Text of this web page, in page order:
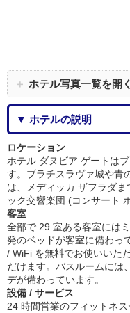
＋ ホテル写真一覧を開
▼ ホテルの説明
ロケーション
ホテル ダヌビア ゲートは
す。ブラチスラヴァ城や青
は、メディッカ ザフラダ
ック交響楽団 (コンサート
客室
全部で 29 室ある客室には
発のベッドが客室に備わっ
/ WiFi を無料でお使いいた
だけます。バスルームには
デが備わっています。
設備 / サービス
24 時間営業のフィットネ